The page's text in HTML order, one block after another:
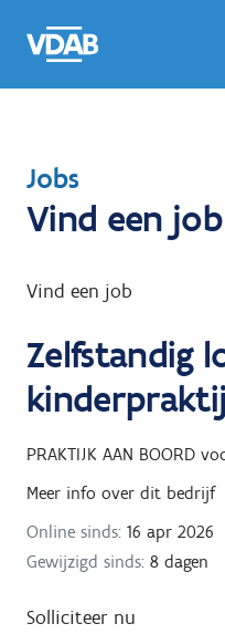
naar
een
een
job
naar
T
e
u
n
a
r
Jobs
Vind een job
Vind een job
Zelfstandig
PRAKTIJK AAN BOORD
Meer info over dit bedrijf
Online sinds: 16 apr 2026
Gewijzigd sinds: 8 dagen
Solliciteer nu